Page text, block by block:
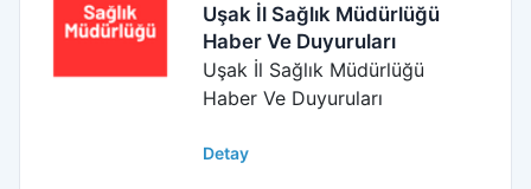
Uşak İl Sağlık Müdürlüğü
Haber Ve Duyuruları
Uşak İl Sağlık Müdürlüğü
Haber Ve Duyuruları
Detay